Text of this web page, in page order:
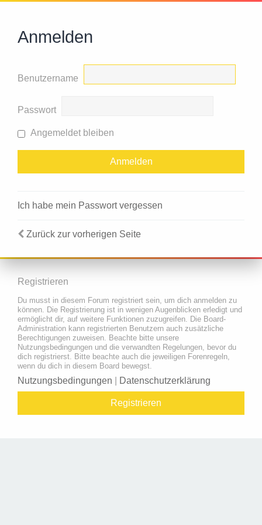
Anmelden
Benutzername
Passwort
Angemeldet bleiben
Ich habe mein Passwort vergessen
Zurück zur vorherigen Seite
Registrieren
Du musst in diesem Forum registriert sein, um dich anmelden zu
können. Die Registrierung ist in wenigen Augenblicken erledigt und
ermöglicht dir, auf weitere Funktionen zuzugreifen. Die Board-
Administration kann registrierten Benutzern auch zusätzliche
Berechtigungen zuweisen. Beachte bitte unsere
Nutzungsbedingungen und die verwandten Regelungen, bevor du
dich registrierst. Bitte beachte auch die jeweiligen Forenregeln,
wenn du dich in diesem Board bewegst.
Nutzungsbedingungen Datenschutzerklärung
Registrieren